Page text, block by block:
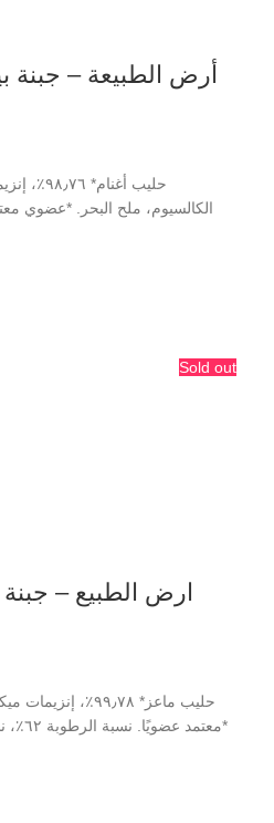
أرض الطبيعة – جبنة
حليب
Sold out
ارض الطبيع –
حليب ماعز* ٩٩٫٧٨٪،